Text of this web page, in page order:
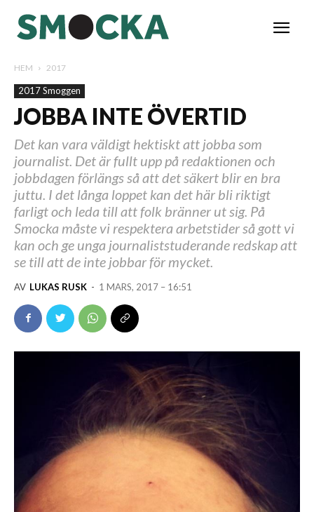
HEM 2017
2017 Smoggen
JOBBA INTE ÖVERTID
Det kan vara väldigt hektiskt att jobba som
journalist. Det är fullt upp på redaktionen och
jobbdagen förlängs så att det säkert blir en bra
juttu. I det långa loppet kan det här bli riktigt
farligt och leda till att folk bränner ut sig. På
Smocka måste vi respektera arbetstider så gott vi
kan och ge unga journaliststuderande redskap att
se till att de inte jobbar för mycket.
AV LUKAS RUSK - 1 MARS, 2017 – 16:51